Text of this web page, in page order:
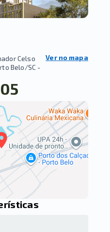
Celso
Belo/SC -
Ver no mapa